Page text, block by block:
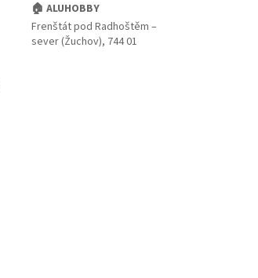
🏠 ALUHOBBY
Frenštát pod Radhoštěm –
sever (Žuchov), 744 01